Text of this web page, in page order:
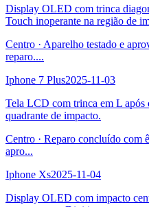
Display OLED com trinca
Touch inoperante na região de
Centro · Aparelho testado e
reparo....
Iphone 7 Plus2025-11-03
Tela LCD com trinca em L após
quadrante de impacto.
Centro · Reparo concluído com
apro...
Iphone Xs2025-11-04
Display OLED com impacto